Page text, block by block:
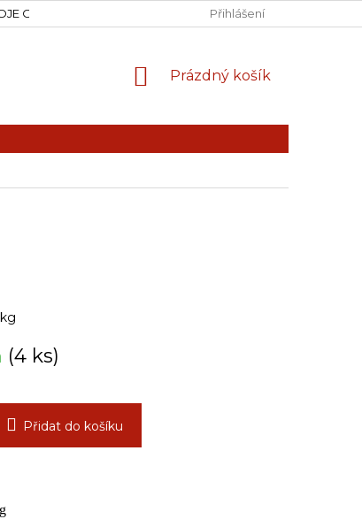
OBJEDNÁVKA Přihlášení
NÁKUPNÍ
Prázdný košík
(4 ks)
Přidat do košíku